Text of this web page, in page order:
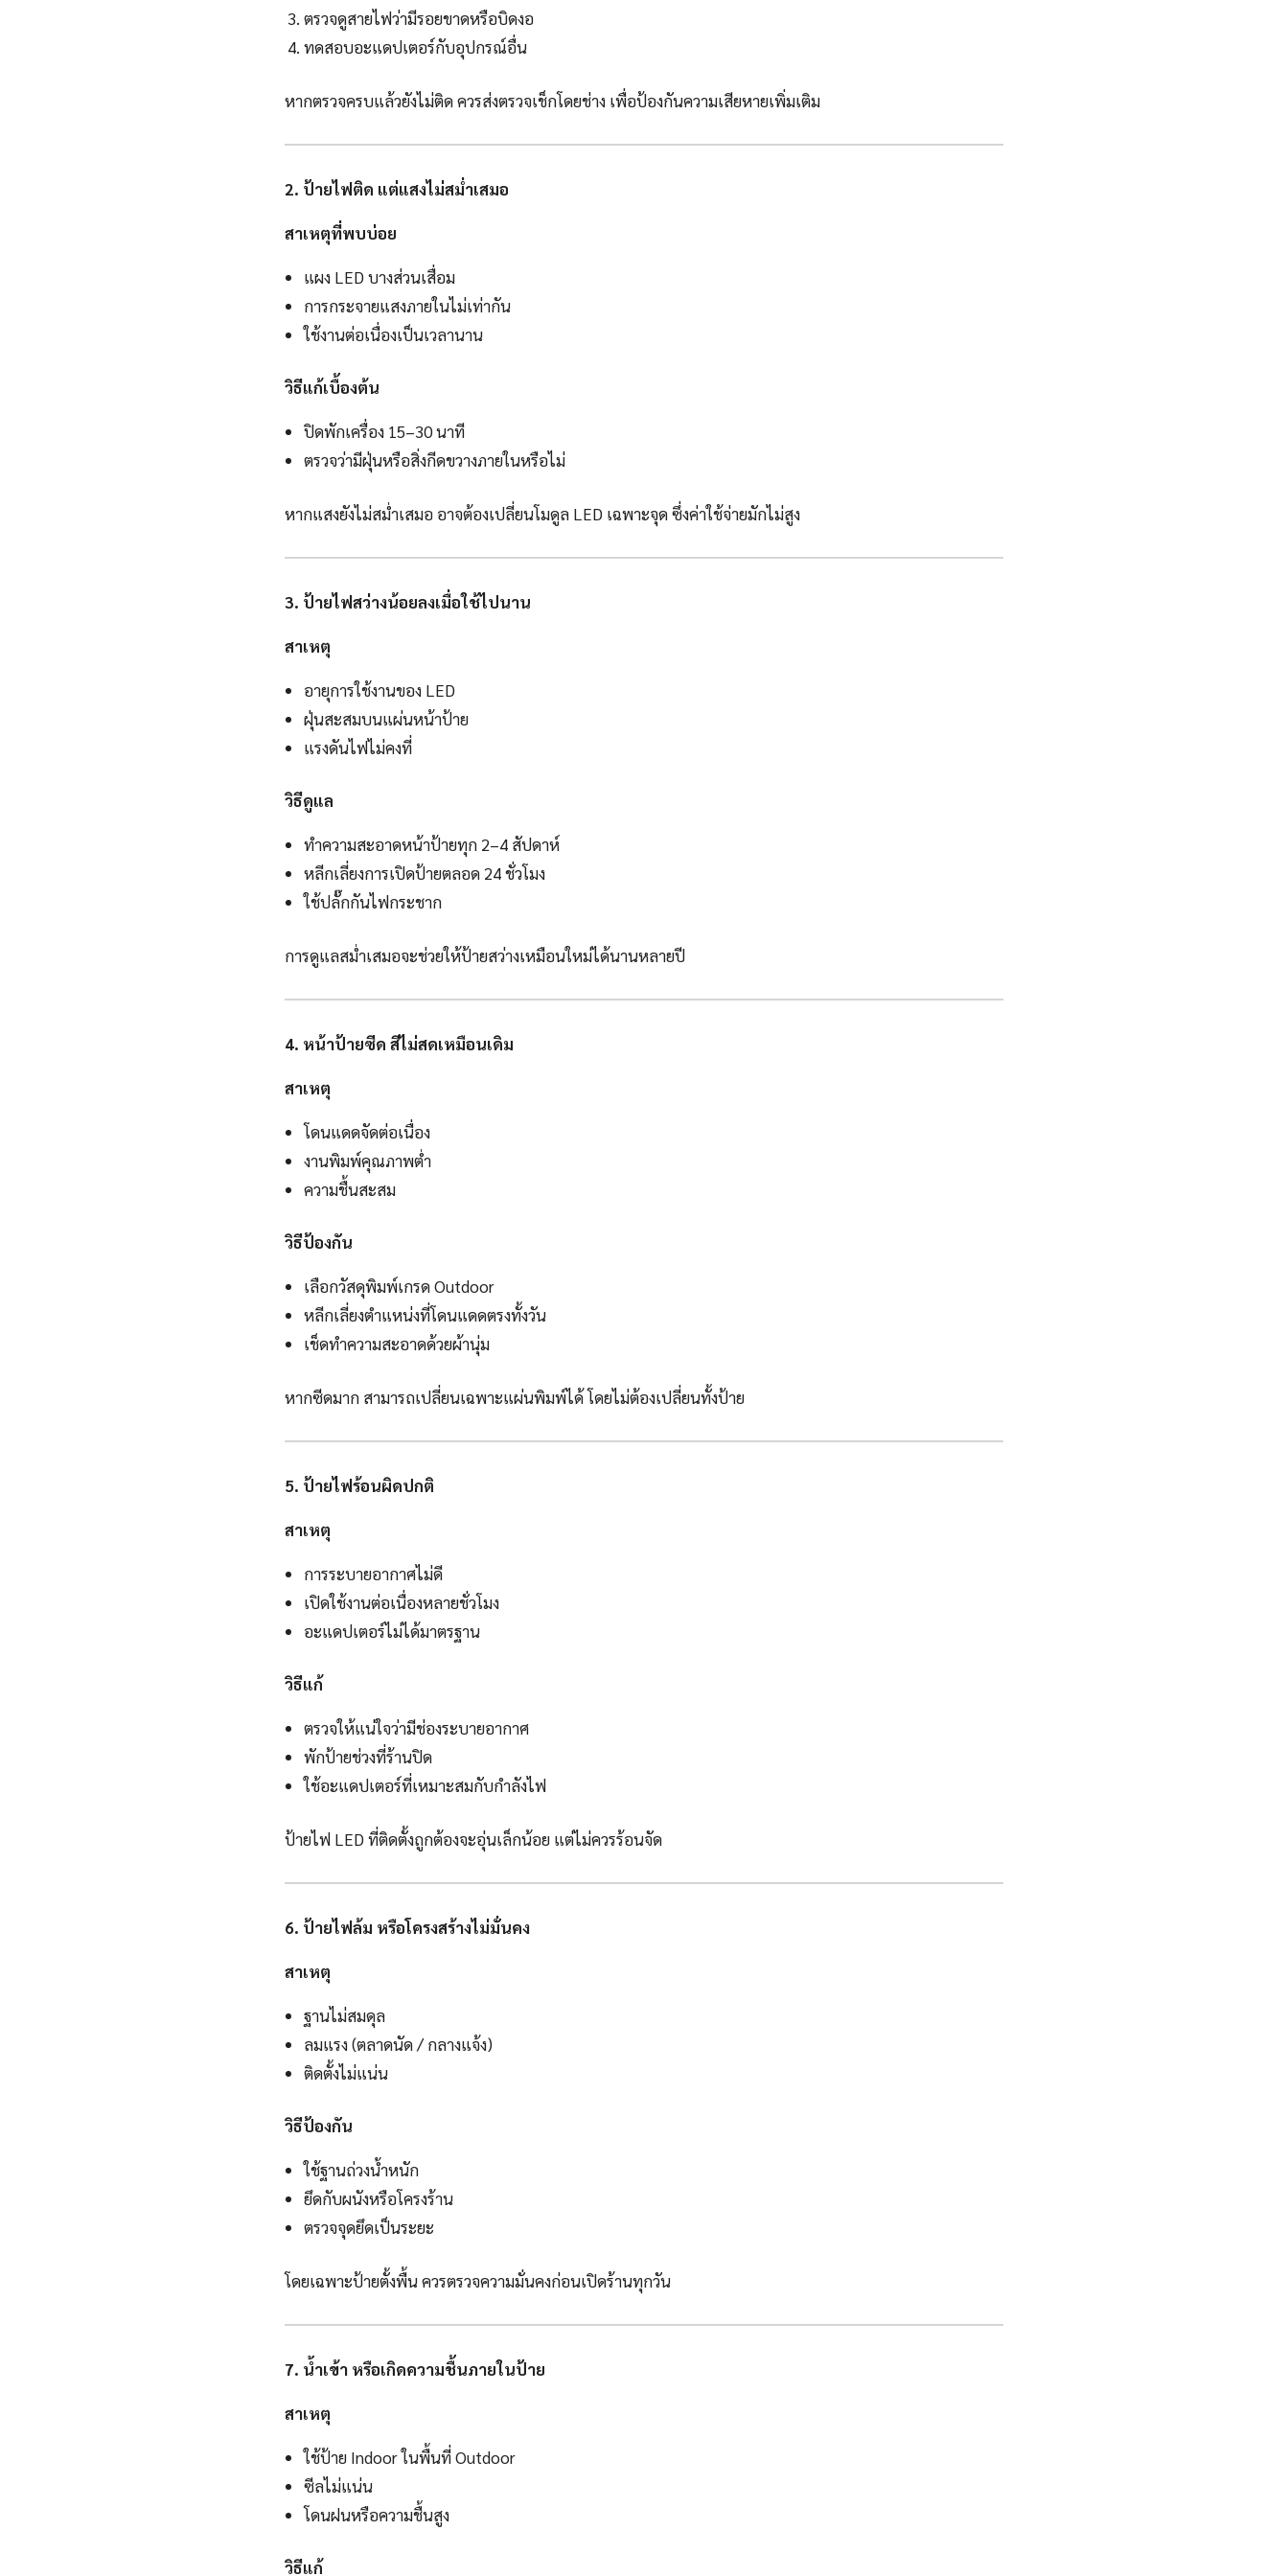
ตรวจดูสายไฟว่ามีรอยขาดหรือบิดงอ
ทดสอบอะแดปเตอร์กับอุปกรณ์อื่น
หากตรวจครบแล้วยังไม่ติด ควรส่งตรวจเช็กโดยช่าง เพื่อป้องกันความเสียหายเพิ่มเติม
2. ป้ายไฟติด แต่แสงไม่สม่ำเสมอ
สาเหตุที่พบบ่อย
แผง LED บางส่วนเสื่อม
การกระจายแสงภายในไม่เท่ากัน
ใช้งานต่อเนื่องเป็นเวลานาน
วิธีแก้เบื้องต้น
ปิดพักเครื่อง 15–30 นาที
ตรวจว่ามีฝุ่นหรือสิ่งกีดขวางภายในหรือไม่
หากแสงยังไม่สม่ำเสมอ อาจต้องเปลี่ยนโมดูล LED เฉพาะจุด ซึ่งค่าใช้จ่ายมักไม่สูง
3. ป้ายไฟสว่างน้อยลงเมื่อใช้ไปนาน
สาเหตุ
อายุการใช้งานของ LED
ฝุ่นสะสมบนแผ่นหน้าป้าย
แรงดันไฟไม่คงที่
วิธีดูแล
ทำความสะอาดหน้าป้ายทุก 2–4 สัปดาห์
หลีกเลี่ยงการเปิดป้ายตลอด 24 ชั่วโมง
ใช้ปลั๊กกันไฟกระชาก
การดูแลสม่ำเสมอจะช่วยให้ป้ายสว่างเหมือนใหม่ได้นานหลายปี
4. หน้าป้ายซีด สีไม่สดเหมือนเดิม
สาเหตุ
โดนแดดจัดต่อเนื่อง
งานพิมพ์คุณภาพต่ำ
ความชื้นสะสม
วิธีป้องกัน
เลือกวัสดุพิมพ์เกรด Outdoor
หลีกเลี่ยงตำแหน่งที่โดนแดดตรงทั้งวัน
เช็ดทำความสะอาดด้วยผ้านุ่ม
หากซีดมาก สามารถเปลี่ยนเฉพาะแผ่นพิมพ์ได้ โดยไม่ต้องเปลี่ยนทั้งป้าย
5. ป้ายไฟร้อนผิดปกติ
สาเหตุ
การระบายอากาศไม่ดี
เปิดใช้งานต่อเนื่องหลายชั่วโมง
อะแดปเตอร์ไม่ได้มาตรฐาน
วิธีแก้
ตรวจให้แน่ใจว่ามีช่องระบายอากาศ
พักป้ายช่วงที่ร้านปิด
ใช้อะแดปเตอร์ที่เหมาะสมกับกำลังไฟ
ป้ายไฟ LED ที่ติดตั้งถูกต้องจะอุ่นเล็กน้อย แต่ไม่ควรร้อนจัด
6. ป้ายไฟล้ม หรือโครงสร้างไม่มั่นคง
สาเหตุ
ฐานไม่สมดุล
ลมแรง (ตลาดนัด / กลางแจ้ง)
ติดตั้งไม่แน่น
วิธีป้องกัน
ใช้ฐานถ่วงน้ำหนัก
ยึดกับผนังหรือโครงร้าน
ตรวจจุดยึดเป็นระยะ
โดยเฉพาะป้ายตั้งพื้น ควรตรวจความมั่นคงก่อนเปิดร้านทุกวัน
7. น้ำเข้า หรือเกิดความชื้นภายในป้าย
สาเหตุ
ใช้ป้าย Indoor ในพื้นที่ Outdoor
ซีลไม่แน่น
โดนฝนหรือความชื้นสูง
วิธีแก้